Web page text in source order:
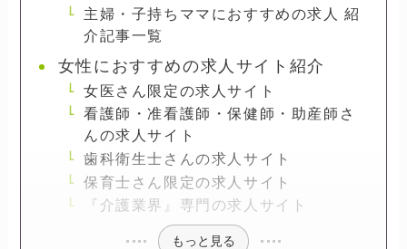
主婦・子持ちママにおすすめの求人 紹
介記事一覧
女性におすすめの求人サイト紹介
女医さん限定の求人サイト
看護師・准看護師・保健師・助産師さ
んの求人サイト
歯科衛生士さんの求人サイト
保育士さん限定の求人サイト
『介護業界』専門の求人サイト
もっと見る